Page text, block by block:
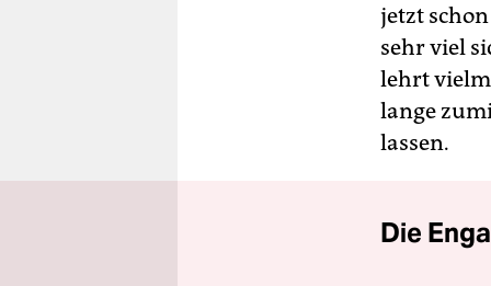
jetzt
sehr viel
lehrt
lange
lassen.
Die